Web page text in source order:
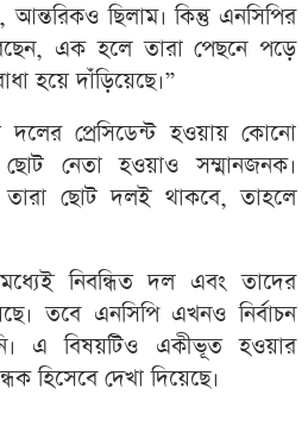
ছিলাম। কিন্তু এনসিপির
এক হলে তারা পেছনে পড়ে
হয়ে দাঁড়িয়েছে।”
প্রেসিডেন্ট হওয়ায় কোনো
নেতা হওয়াও সম্মানজনক।
ছোট দলই থাকবে, তাহলে
নিবন্ধিত দল এবং তাদের
তবে এনসিপি এখনও নির্বাচন
এ বিষয়টিও একীভূত হওয়ার
হিসেবে দেখা দিয়েছে।